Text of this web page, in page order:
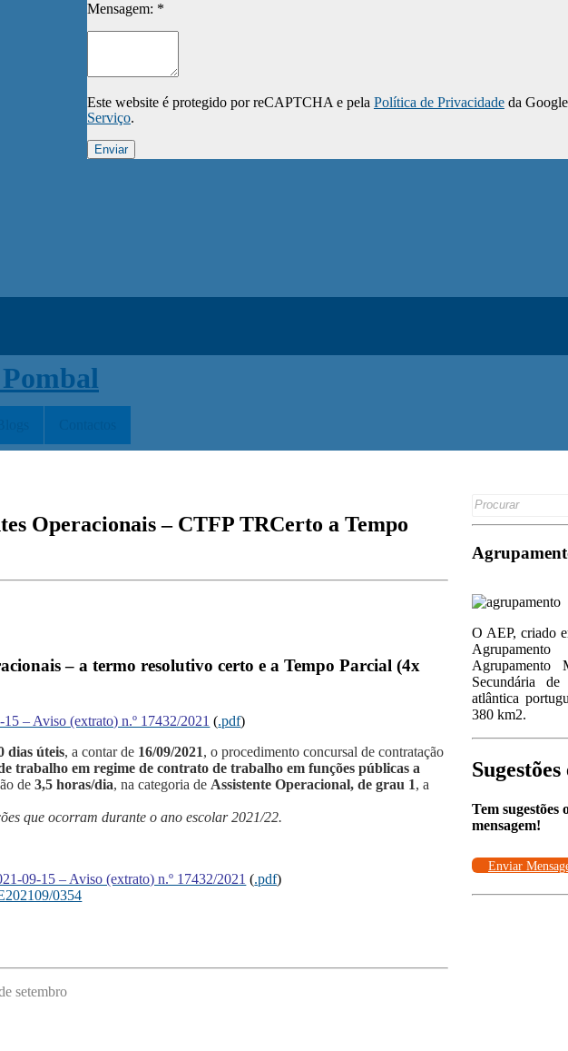
Mensagem: *
Este website é protegido por reCAPTCHA e pela Política de Privacidadeda Google
Serviço.
Operacionais – CTFP TRCerto a Tempo
– a termo resolutivo certo e a Tempo Parcial (4x
– Aviso (extrato) n.º 17432/2021 (.pdf)
dias úteis, a contar de 16/09/2021, o procedimento concursal de contratação
trabalho em regime de contrato de trabalho em funções públicas a
de3,5 horas/dia, na categoria de Assistente Operacional, de grau 1, a
que ocorram durante o ano escolar 2021/22.
09-15 – Aviso (extrato) n.º 17432/2021 (.pdf)
0354
setembro
Search
O AEP, criado
Secundária
atlântica
380 km2.
Tem sugestões
mensagem!
Enviar